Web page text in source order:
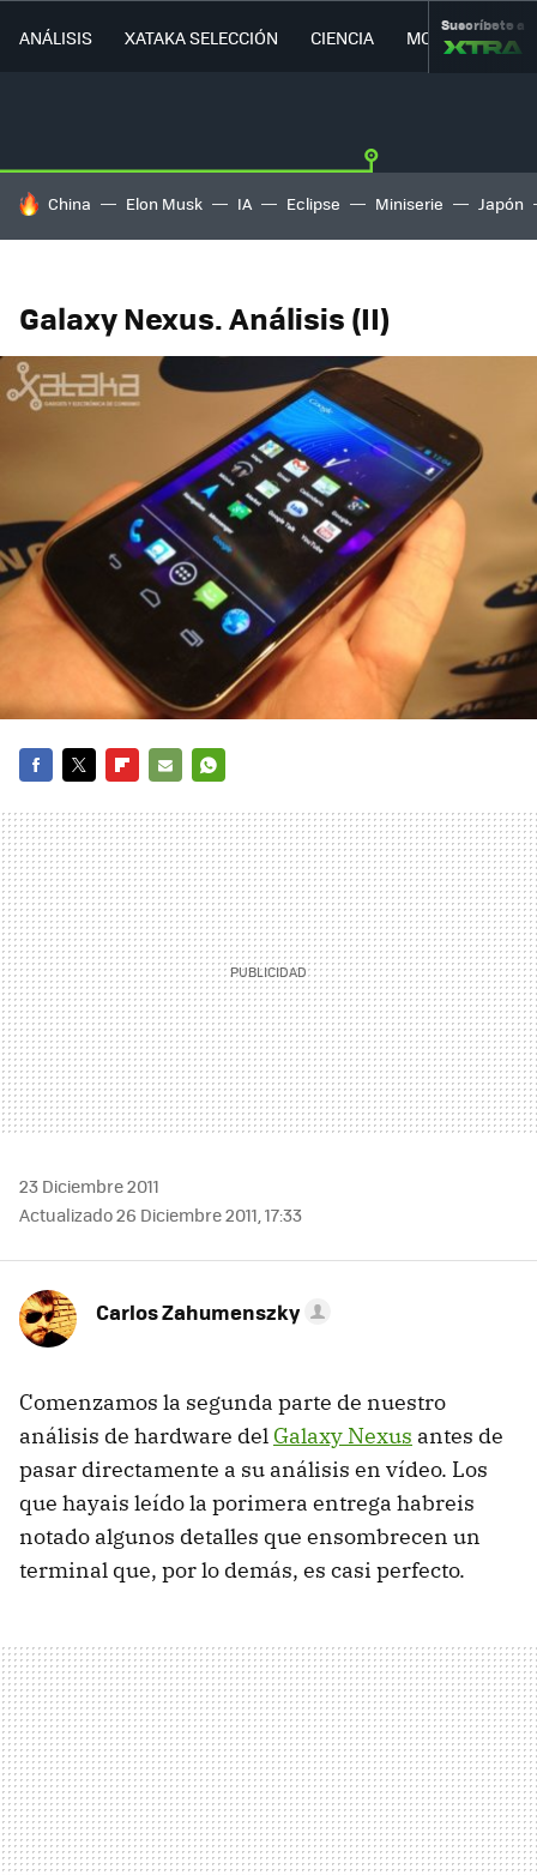
ANÁLISIS XATAKA SELECCIÓN CIENCIA MOVILIDAD
Suscríbete a
HOY SE HABLA DE
China Elon Musk IA Eclipse Miniserie Japón
Galaxy Nexus. Análisis (II)
MAIL
23 Diciembre 2011
Actualizado 26 Diciembre 2011, 17:33
Carlos Zahumenszky
Comenzamos la segunda parte de nuestro
análisis de hardware del Galaxy Nexus antes de
pasar directamente a su análisis en vídeo. Los
que hayais leído la porimera entrega habreis
notado algunos detalles que ensombrecen un
terminal que, por lo demás, es casi perfecto.